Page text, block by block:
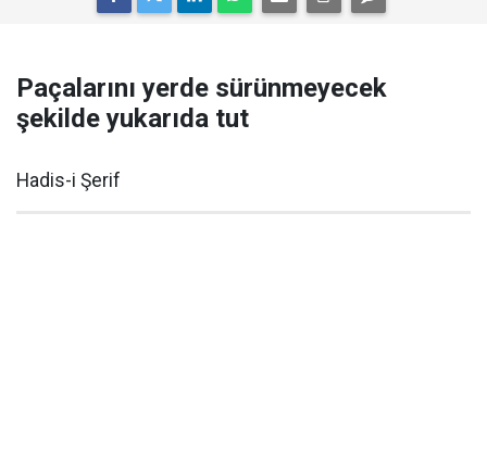
Paçalarını yerde sürünmeyecek
şekilde yukarıda tut
Hadis-i Şerif